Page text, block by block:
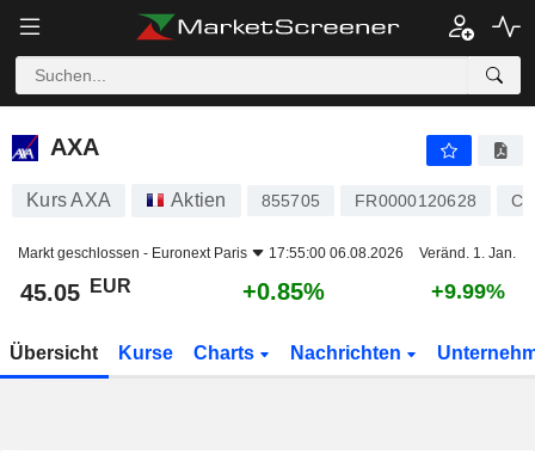
AXA
AXA
Kurs AXA Aktien 855705 FR0000120628 CS
Markt geschlossen - Euronext Paris 17:55:00 06.08.2026 Veränd. 1. Jan.
45.05 EUR +0.85% +9.99%
Übersicht Kurse Charts Nachrichten